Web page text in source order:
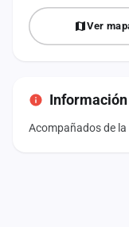
Ver
Información
Acompañados de